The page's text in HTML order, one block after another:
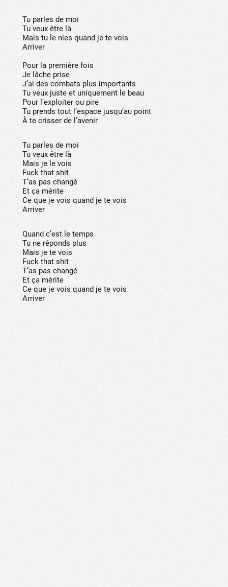
Tu parles de moi
Tu veux être là
Mais tu le nies quand je te vois
Arriver
Pour la première fois
Je lâche prise
J’ai des combats plus importants
Tu veux juste et uniquement le beau
Pour l'exploiter ou pire
Tu prends tout l’espace jusqu’au point
À te crisser de l’avenir
Tu parles de moi
Tu veux être là
Mais je le vois
Fuck that shit
T’as pas changé
Et ça mérite
Ce que je vois quand je te vois
Arriver
Quand c’est le temps
Tu ne réponds plus
Mais je te vois
Fuck that shit
T’as pas changé
Et ça mérite
Ce que je vois quand je te vois
Arriver